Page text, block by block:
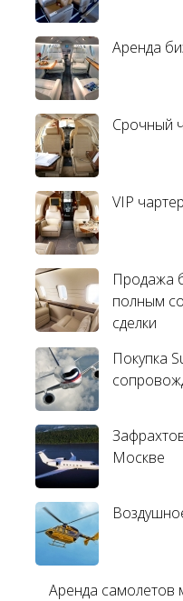
Аренда
Срочный
VIP чартер
Продажа
полным
сделки
Покупка
Москве
Аренда самолетов